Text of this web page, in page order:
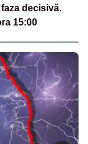
decisivă.
15:00